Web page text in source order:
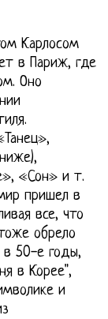
Карлосом
в Париж, где
Оно
«Сон» и т.
пришел в
все, что
обрело
в 50-е годы,
в Корее",
и